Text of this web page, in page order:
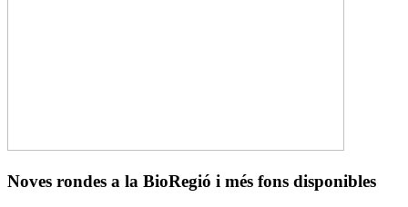
Noves rondes a la BioRegió i més fons disponibles